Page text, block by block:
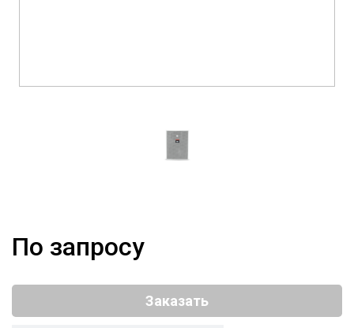
По запросу
Заказать